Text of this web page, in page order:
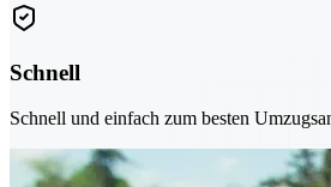
Schnell
Schnell und einfach zum besten